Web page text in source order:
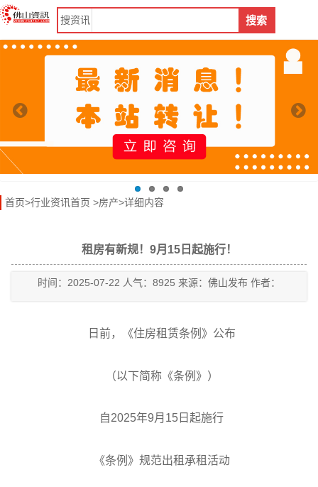
搜资讯 搜索
首页>行业资讯首页 >房产>详细内容
租房有新规！9月15日起施行！
时间：2025-07-22 人气：8925 来源：佛山发布 作者：
日前，《住房租赁条例》公布
（以下简称《条例》）
自2025年9月15日起施行
《条例》规范出租承租活动